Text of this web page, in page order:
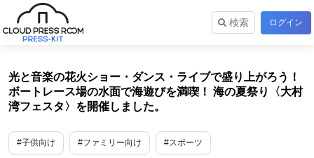
検索 ログイン
光と音楽の花火ショー・ダンス・ライブで盛り上がろう！
ボートレース場の水面で海遊びを満喫！ 海の夏祭り〈大村
湾フェスタ〉を開催しました。
#子供向け #ファミリー向け #スポーツ